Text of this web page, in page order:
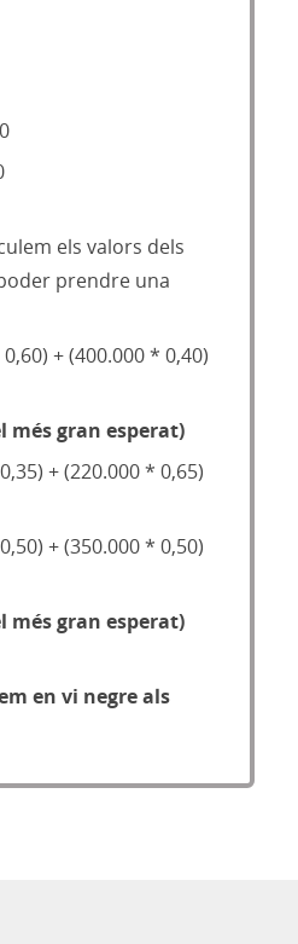
els valors dels
prendre una
+ (400.000 * 0,40)
més gran esperat)
+ (220.000 * 0,65)
+ (350.000 * 0,50)
més gran esperat)
en vi negre als